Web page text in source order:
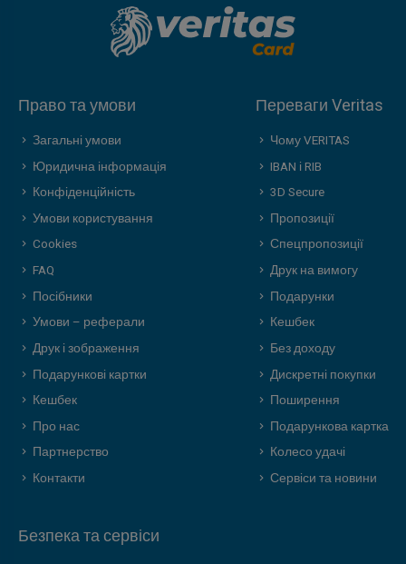
Право та умови
Загальні умови
Юридична інформація
Конфіденційність
Умови користування
Cookies
FAQ
Посібники
Умови – реферали
Друк і зображення
Подарункові картки
Кешбек
Про нас
Партнерство
Контакти
Переваги Veritas
Чому VERITAS
IBAN і RIB
3D Secure
Пропозиції
Спецпропозиції
Друк на вимогу
Подарунки
Кешбек
Без доходу
Дискретні покупки
Поширення
Подарункова картка
Колесо удачі
Сервіси та новини
Безпека та сервіси